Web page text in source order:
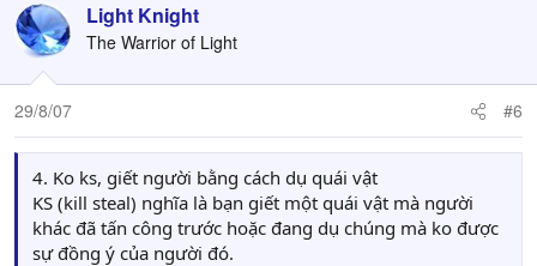
Light Knight
The Warrior of Light
29/8/07 #6
4. Ko ks, giết người bằng cách dụ quái vật
KS (kill steal) nghĩa là bạn giết một quái vật mà người
khác đã tấn công trước hoặc đang dụ chúng mà ko được
sự đồng ý của người đó.